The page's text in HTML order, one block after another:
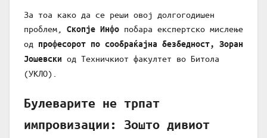
За тоа како да се реши овој долгогодишен
проблем, Скопје Инфо побара експертско мислење
од професорот по сообраќајна безбедност, Зоран
Јошевски од Техничкиот факултет во Битола
(УКЛО).
Булеварите не трпат
импровизации: Зошто дивиот